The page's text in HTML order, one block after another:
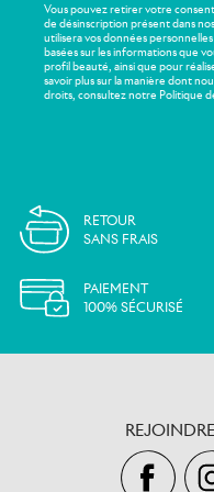
Vous pouvez retirer votre
de désinscription présent dans
utilisera vos données
basées sur les informations que
profil beauté, ainsi que pour
savoir plus sur la manière dont
droits, consultez notre Politique
RETOUR
SANS FRAIS
PAIEMENT
100% SÉCURISÉ